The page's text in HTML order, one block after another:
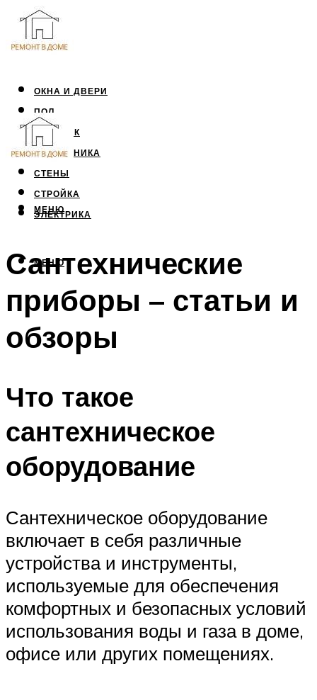
ОКНА И ДВЕРИ
ПОЛ
ПОТОЛОК
САНТЕХНИКА
СТЕНЫ
СТРОЙКА
ЭЛЕКТРИКА
МЕНЮ
МЕНЮ
Сантехнические
приборы – статьи и
обзоры
Что такое
сантехническое
оборудование
Сантехническое оборудование
включает в себя различные
устройства и инструменты,
используемые для обеспечения
комфортных и безопасных условий
использования воды и газа в доме,
офисе или других помещениях.